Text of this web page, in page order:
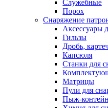
Служебные
Порох
Снаряжение
Аксессуары
Гильзы
Дробь,
Капсюля
Станки для
Матрицы
Пули для
Пыж-